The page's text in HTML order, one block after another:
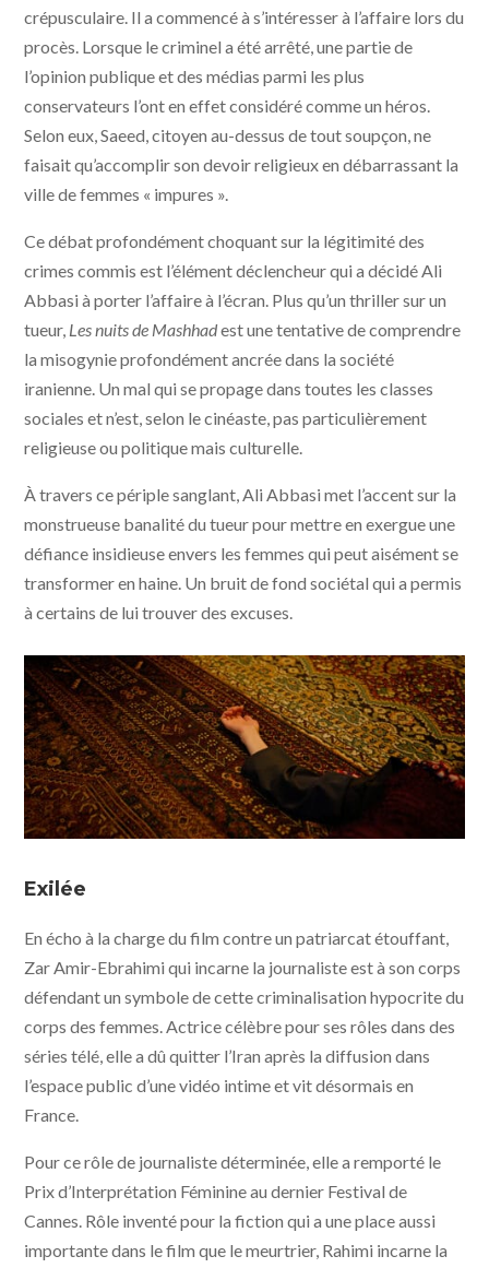
crépusculaire. Il a commencé à s’intéresser à l’affaire lors du
procès. Lorsque le criminel a été arrêté, une partie de
l’opinion publique et des médias parmi les plus
conservateurs l’ont en effet considéré comme un héros.
Selon eux, Saeed, citoyen au-dessus de tout soupçon, ne
faisait qu’accomplir son devoir religieux en débarrassant la
ville de femmes « impures ».
Ce débat profondément choquant sur la légitimité des
crimes commis est l’élément déclencheur qui a décidé Ali
Abbasi à porter l’affaire à l’écran. Plus qu’un thriller sur un
tueur, Les nuits de Mashhadest une tentative de comprendre
la misogynie profondément ancrée dans la société
iranienne. Un mal qui se propage dans toutes les classes
sociales et n’est, selon le cinéaste, pas particulièrement
religieuse ou politique mais culturelle.
À travers ce périple sanglant, Ali Abbasi met l’accent sur la
monstrueuse banalité du tueur pour mettre en exergue une
défiance insidieuse envers les femmes qui peut aisément se
transformer en haine. Un bruit de fond sociétal qui a permis
à certains de lui trouver des excuses.
Films - Wild Bunch International - Metropolitan
Exilée
En écho à la charge du film contre un patriarcat étouffant,
Zar Amir-Ebrahimi qui incarne la journaliste est à son corps
défendant un symbole de cette criminalisation hypocrite du
corps des femmes. Actrice célèbre pour ses rôles dans des
séries télé, elle a dû quitter l’Iran après la diffusion dans
l’espace public d’une vidéo intime et vit désormais en
France.
Pour ce rôle de journaliste déterminée, elle a remporté le
Prix d’Interprétation Féminine au dernier Festival de
Cannes. Rôle inventé pour la fiction qui a une place aussi
importante dans le film que le meurtrier, Rahimi incarne la